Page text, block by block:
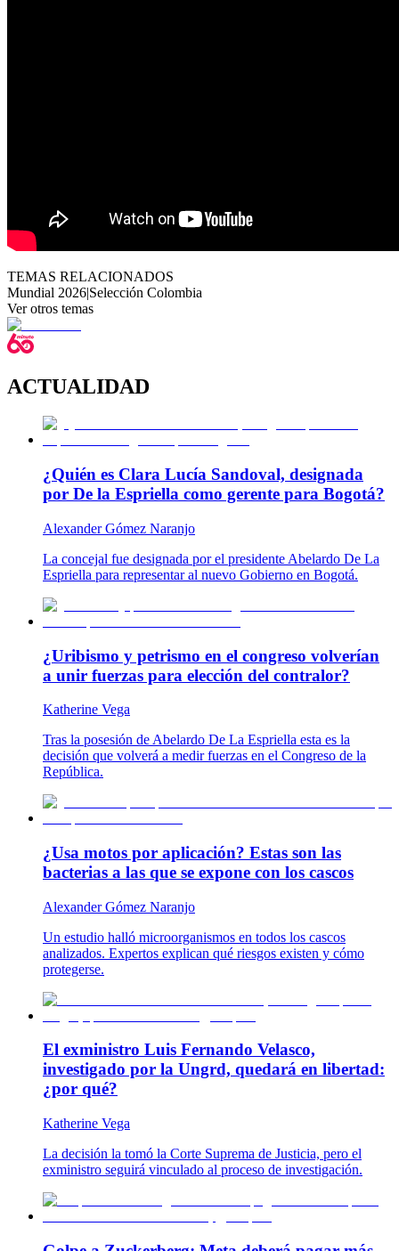
TEMAS RELACIONADOS
Mundial 2026|Selección Colombia
Ver otros temas
ACTUALIDAD
¿Quién es Clara Lucía Sandoval, designada
por De la Espriella como gerente para Bogotá?
Alexander Gómez Naranjo
La concejal fue designada por el presidente Abelardo De La
Espriella para representar al nuevo Gobierno en Bogotá.
¿Uribismo y petrismo en el congreso volverían
a unir fuerzas para elección del contralor?
Katherine Vega
Tras la posesión de Abelardo De La Espriella esta es la
decisión que volverá a medir fuerzas en el Congreso de la
República.
¿Usa motos por aplicación? Estas son las
bacterias a las que se expone con los cascos
Alexander Gómez Naranjo
Un estudio halló microorganismos en todos los cascos
analizados. Expertos explican qué riesgos existen y cómo
protegerse.
El exministro Luis Fernando Velasco,
investigado por la Ungrd, quedará en libertad:
¿por qué?
Katherine Vega
La decisión la tomó la Corte Suprema de Justicia, pero el
exministro seguirá vinculado al proceso de investigación.